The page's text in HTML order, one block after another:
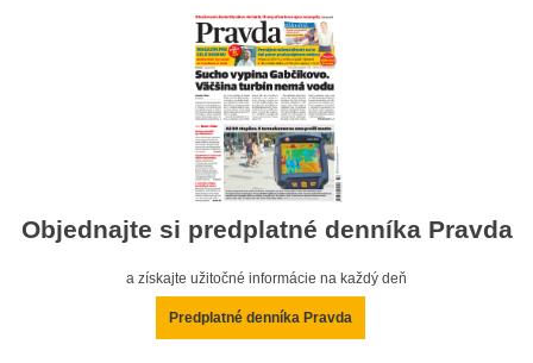
Objednajte si predplatné denníka Pravda
a získajte užitočné informácie na každý deň
Predplatné denníka Pravda